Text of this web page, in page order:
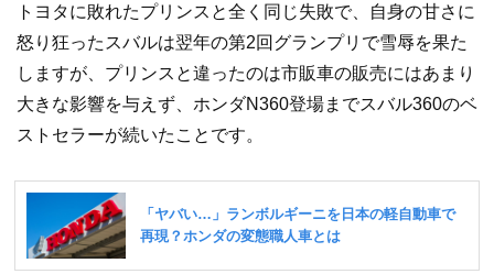
トヨタに敗れたプリンスと全く同じ失敗で、自身の甘さに
怒り狂ったスバルは翌年の第2回グランプリで雪辱を果た
しますが、プリンスと違ったのは市販車の販売にはあまり
大きな影響を与えず、ホンダN360登場までスバル360のベ
ストセラーが続いたことです。